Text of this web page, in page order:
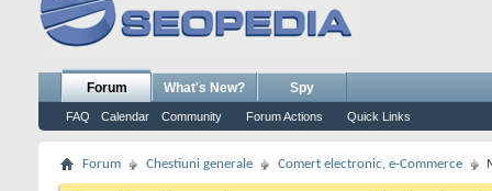
Forum
FAQ Calendar Community Forum Actions Quick Links
What's New? Spy
Forum Chestiuni generale Comert electronic, e-Commerce